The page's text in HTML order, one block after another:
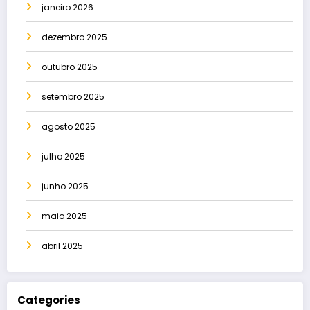
janeiro 2026
dezembro 2025
outubro 2025
setembro 2025
agosto 2025
julho 2025
junho 2025
maio 2025
abril 2025
Categories